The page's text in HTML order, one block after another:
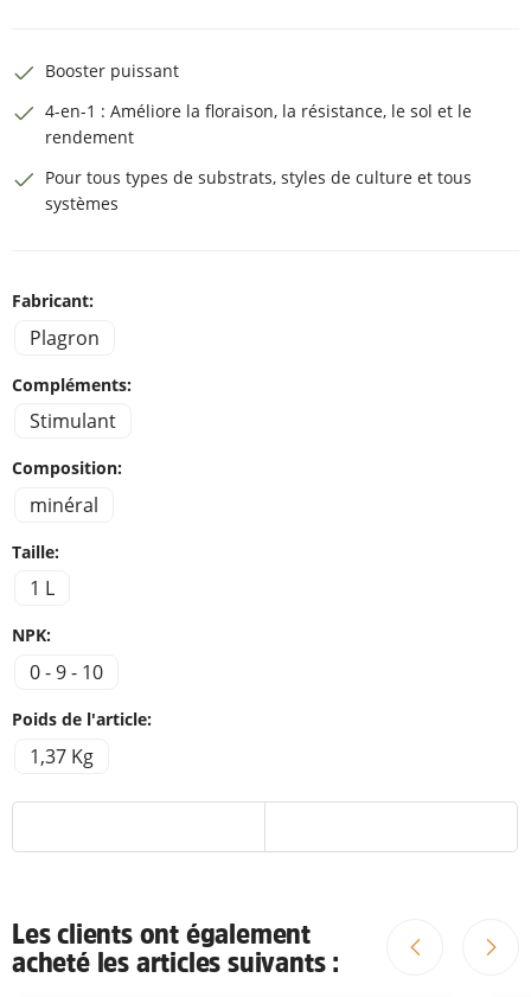
Booster puissant
4-en-1 : Améliore la floraison, la résistance, le sol et le
rendement
Pour tous types de substrats, styles de culture et tous
systèmes
Fabricant:
Plagron
Compléments:
Stimulant
Composition:
minéral
Taille:
1 L
NPK:
0 - 9 - 10
Poids de l'article:
1,37 Kg
Les clients ont également
acheté les articles suivants :